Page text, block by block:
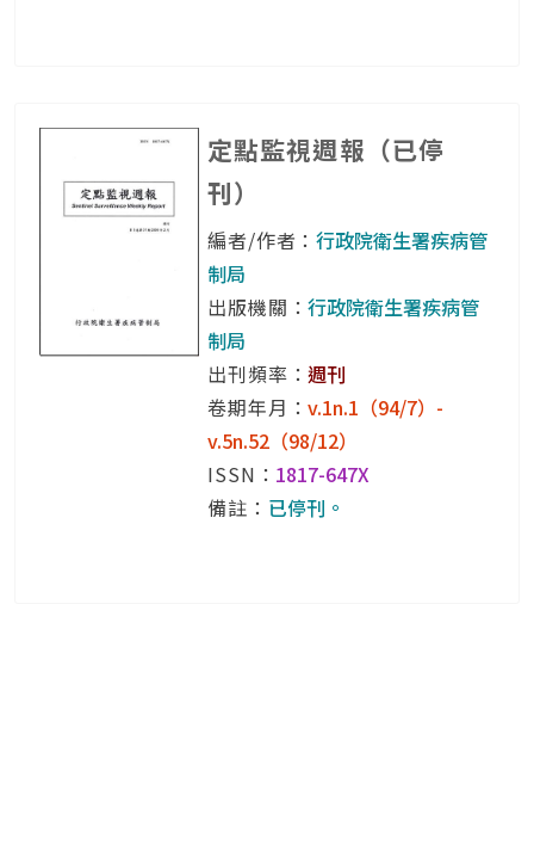
定點監視週報（已停
刊）
編者/作者：行政院衛生署疾病管
制局
出版機關：行政院衛生署疾病管
制局
出刊頻率：週刊
卷期年月：v.1n.1（94/7）-
v.5n.52（98/12）
ISSN： 1817-647X
備註： 已停刊。